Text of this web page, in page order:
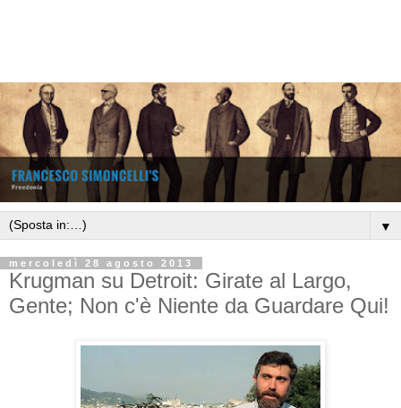
▼
mercoledì 28 agosto 2013
Krugman su Detroit: Girate al Largo,
Gente; Non c'è Niente da Guardare Qui!